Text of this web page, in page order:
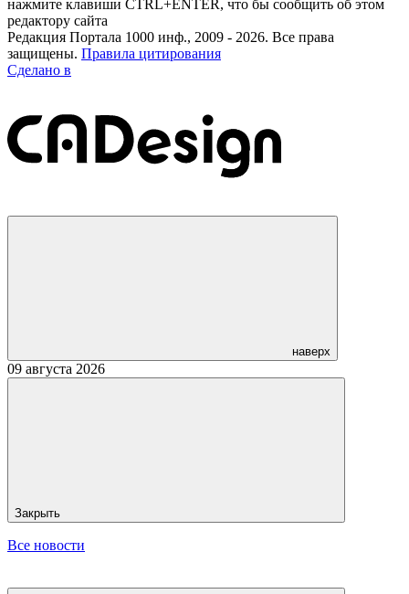
нажмите клавиши CTRL+ENTER, что бы сообщить об этом
редактору сайта
Редакция Портала 1000 инф., 2009 - 2026. Все права
защищены. Правила цитирования
Сделано в
наверх
09 августа 2026
Закрыть
Все новости